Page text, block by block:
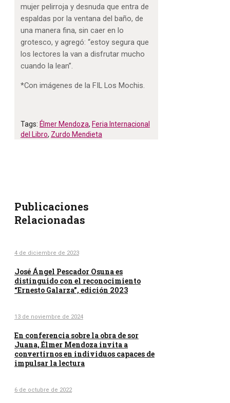
mujer pelirroja y desnuda que entra de
espaldas por la ventana del baño, de
una manera fina, sin caer en lo
grotesco, y agregó: “estoy segura que
los lectores la van a disfrutar mucho
cuando la lean”.
*Con imágenes de la FIL Los Mochis.
Tags: Élmer Mendoza, Feria Internacional
del Libro, Zurdo Mendieta
Publicaciones
Relacionadas
4 de diciembre de 2023
José Ángel Pescador Osuna es
distinguido con el reconocimiento
“Ernesto Galarza”, edición 2023
13 de noviembre de 2024
En conferencia sobre la obra de sor
Juana, Élmer Mendoza invita a
convertirnos en individuos capaces de
impulsar la lectura
6 de octubre de 2022